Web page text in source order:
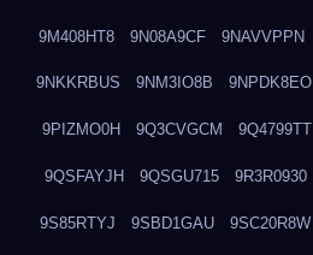
9M408HT8 9N08A9CF 9NAVVPPN
9NKKRBUS 9NM3IO8B 9NPDK8EO
9PIZMO0H 9Q3CVGCM 9Q4799TT
9QSFAYJH 9QSGU715 9R3R0930
9S85RTYJ 9SBD1GAU 9SC20R8W